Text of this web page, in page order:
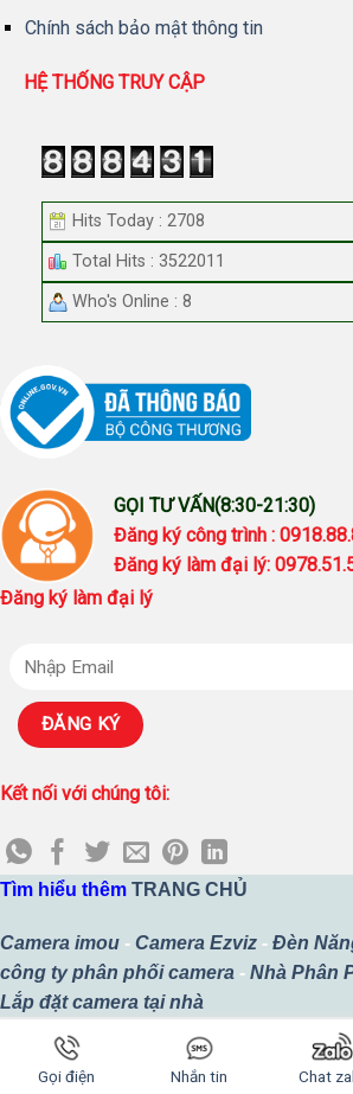
Gọi điện Nhắn tin Chat
Chính sách bảo mật thông tin
HỆ THỐNG TRUY CẬP
Hits Today : 2708
Total Hits : 3522011
Who's Online : 8
GỌI TƯ VẤN(8:30-21:30)
Đăng ký công trình :
Đăng ký làm đại lý:
Đăng ký làm đại lý
Kết nối với chúng tôi:
Tìm hiểu thêm TRANG CHỦ
Camera imou - Camera Ezviz - Đèn
công ty phân phối camera - Nhà Phân
Lắp đặt camera tại nhà
Copyright 2026 © Thiết kế bởi Công Ty